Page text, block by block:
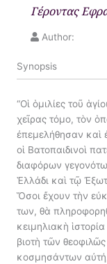
Γέροντας
Author:
Synopsis
“Οἱ ὁμιλίες τοῦ
χεῖρας τόμο, τὸν
ἐπεμελήθησαν καὶ
οἱ Βατοπαιδινοὶ
διαφόρων
Ἑλλάδι καὶ τῷ
Ὅσοι ἔχουν τὴν
των, θὰ
κειμηλιακὴ
βιοτὴ τῶν
κοσμησάντων